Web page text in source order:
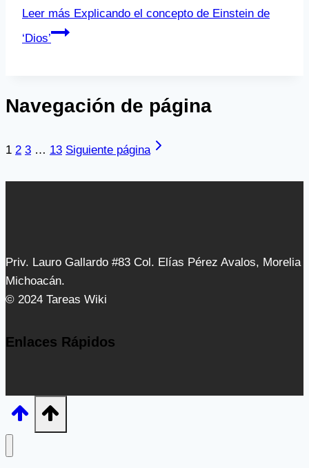
Leer más Explicando el concepto de Einstein de
‘Dios’
Navegación de página
1 2 3 … 13 Siguiente página
Priv. Lauro Gallardo #83 Col. Elías Pérez Avalos, Morelia
Michoacán.
© 2024 Tareas Wiki
Enlaces Rápidos